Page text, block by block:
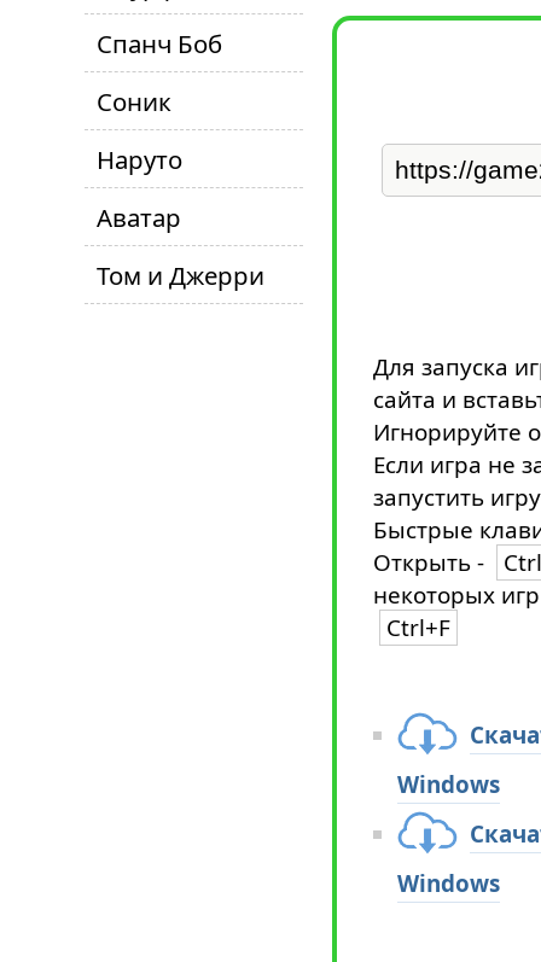
Спанч Боб
Соник
Наруто
Аватар
Том и Джерри
Для запуска
сайта и
Игнорируйте
Если игра не
запустить
Быстрые
Открыть -
некоторых
Ctrl+F
Windows
Windows